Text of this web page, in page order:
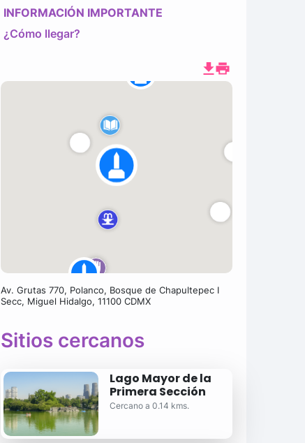
INFORMACIÓN IMPORTANTE
¿Cómo llegar?
Av. Grutas 770, Polanco, Bosque de Chapultepec I
Secc, Miguel Hidalgo, 11100 CDMX
Sitios cercanos
Lago Mayor de la
Primera Sección
Cercano a 0.14 kms.